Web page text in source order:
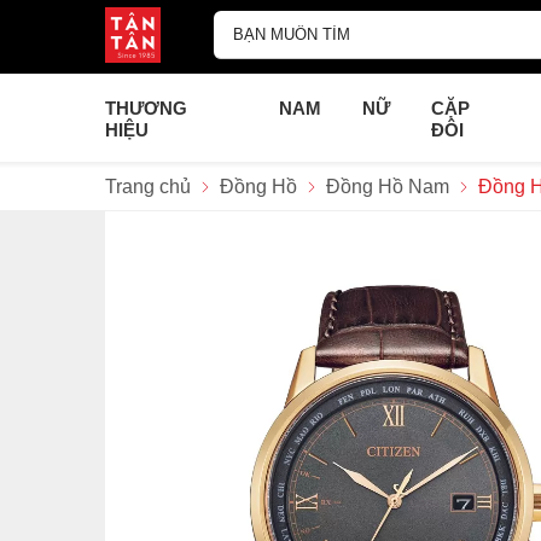
THƯƠNG
HIỆU
NAM NỮ
CẶP
ĐÔI
Trang chủ Đồng Hồ Đồng Hồ Nam Đồng